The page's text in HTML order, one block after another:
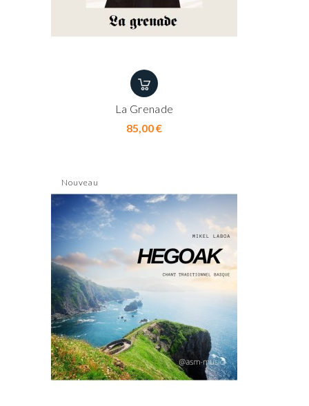
La Grenade
85,00 €Prix
Nouveau